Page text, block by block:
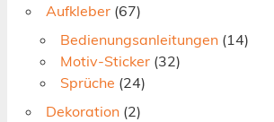
Aufkleber (67)
Bedienungsanleitungen (14)
Motiv-Sticker (32)
Sprüche (24)
Dekoration (2)